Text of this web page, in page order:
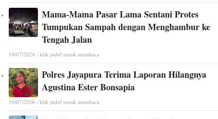
Mama-Mama Pasar Lama Sentani Protes
Tumpukan Sampah dengan Menghambur ke
Tengah Jalan
16/07/2026 - klik judul untuk membaca
Polres Jayapura Terima Laporan Hilangnya
Agustina Ester Bonsapia
16/07/2026 - klik judul untuk membaca